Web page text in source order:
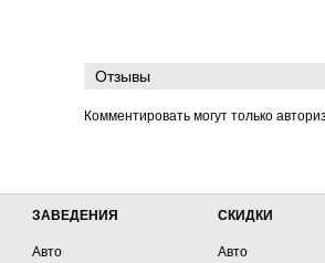
Отзывы
Комментировать могут только
ЗАВЕДЕНИЯ
Авто
СКИДКИ
Авто